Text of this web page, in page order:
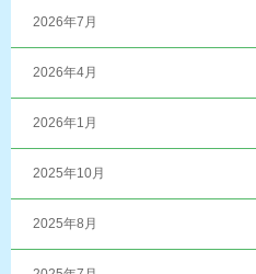
2026年7月
2026年4月
2026年1月
2025年10月
2025年8月